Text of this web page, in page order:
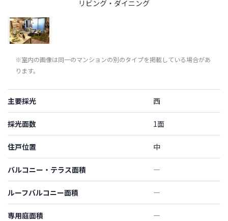
リビング・ダイニング
※室内の画像は同一のマンションの別のタイプを掲載している場合があ
ります。
主要採光 西
採光面数 1面
住戸位置 中
バルコニー・テラス面積 ―
ルーフバルコニー面積 ―
専用庭面積 ―